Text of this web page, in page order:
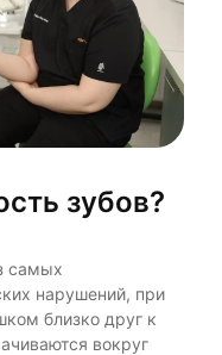
зубов?
самых
нарушений, при
близко друг к
вокруг